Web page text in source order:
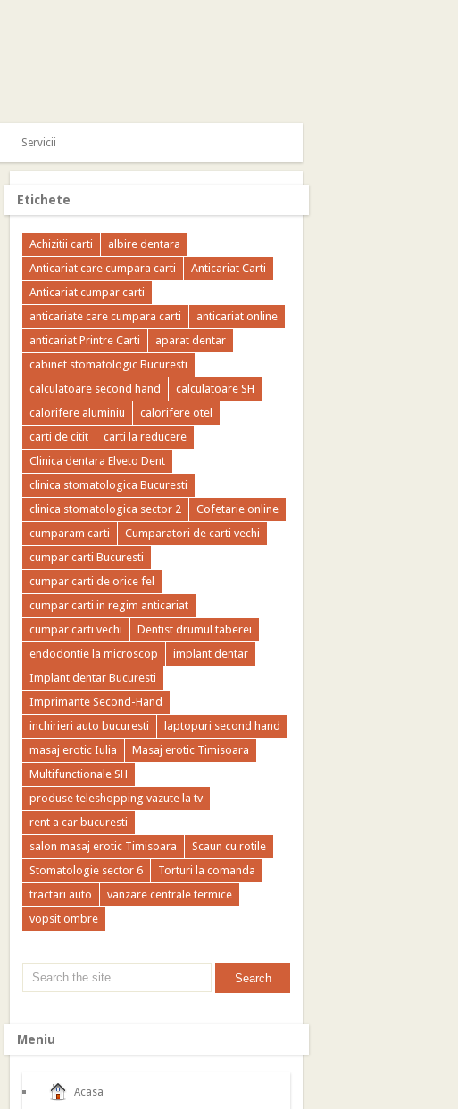
Servicii
Etichete
Achizitii carti
albire dentara
Anticariat care cumpara carti
Anticariat Carti
Anticariat cumpar carti
anticariate care cumpara carti
anticariat online
anticariat Printre Carti
aparat dentar
cabinet stomatologic Bucuresti
calculatoare second hand
calculatoare SH
calorifere aluminiu
calorifere otel
carti de citit
carti la reducere
Clinica dentara Elveto Dent
clinica stomatologica Bucuresti
clinica stomatologica sector 2
Cofetarie online
cumparam carti
Cumparatori de carti vechi
cumpar carti Bucuresti
cumpar carti de orice fel
cumpar carti in regim anticariat
cumpar carti vechi
Dentist drumul taberei
endodontie la microscop
implant dentar
Implant dentar Bucuresti
Imprimante Second-Hand
inchirieri auto bucuresti
laptopuri second hand
masaj erotic Iulia
Masaj erotic Timisoara
Multifunctionale SH
produse teleshopping vazute la tv
rent a car bucuresti
salon masaj erotic Timisoara
Scaun cu rotile
Stomatologie sector 6
Torturi la comanda
tractari auto
vanzare centrale termice
vopsit ombre
Meniu
Acasa